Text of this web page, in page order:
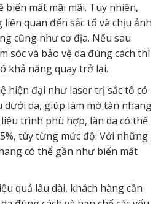
biến mất mãi mãi. Tuy nhiên,
quan đến sắc tố và chịu ảnh
cũng như cơ địa. Nếu sau
sóc và bảo vệ da đúng cách thì
khả năng quay trở lại.
hiện đại như laser trị sắc tố có
dưới da, giúp làm mờ tàn nhang
trình phù hợp, làn da có thể
tùy từng mức độ. Với những
có thể gần như biến mất
quả lâu dài, khách hàng cần